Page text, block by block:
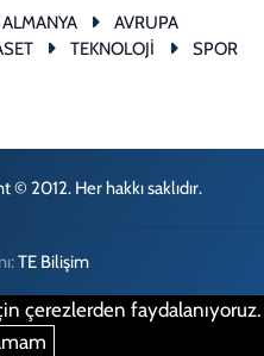
ALMANYA
AVRUPA
TEKNOLOJİ
SPOR
© 2012. Her hakkı saklıdır.
TE Bilişim
çerezlerden faydalanıyoruz.